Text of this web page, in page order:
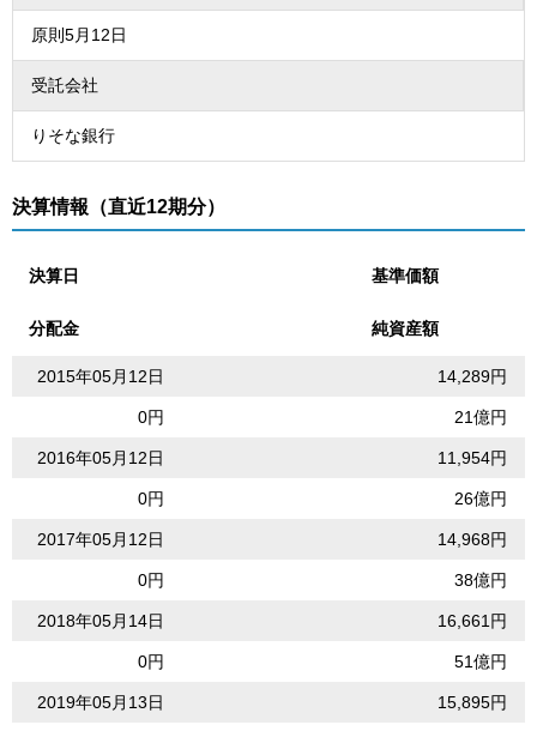
原則5月12日
受託会社
りそな銀行
決算情報（直近12期分）
決算日 基準価額
分配金 純資産額
2015年05月12日 14,289円
0円 21億円
2016年05月12日 11,954円
0円 26億円
2017年05月12日 14,968円
0円 38億円
2018年05月14日 16,661円
0円 51億円
2019年05月13日 15,895円